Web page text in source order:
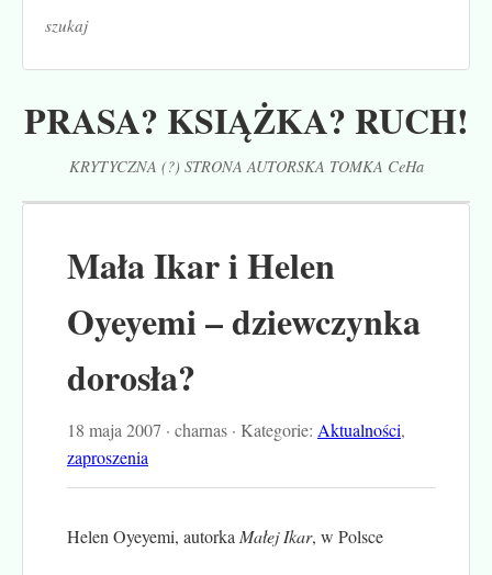
PRASA? KSIĄŻKA? RUCH!
KRYTYCZNA (?) STRONA AUTORSKA TOMKA CeHa
szukaj
Mała Ikar i Helen
Oyeyemi – dziewczynka
dorosła?
18 maja 2007 · charnas · Kategorie: Aktualności,
zaproszenia
Helen Oyeyemi, autorka Małej Ikar, w Polsce